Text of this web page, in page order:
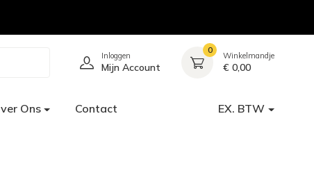
Inloggen
Mijn Account
0
Winkelmandje
€ 0,00
Ons Contact EX. BTW